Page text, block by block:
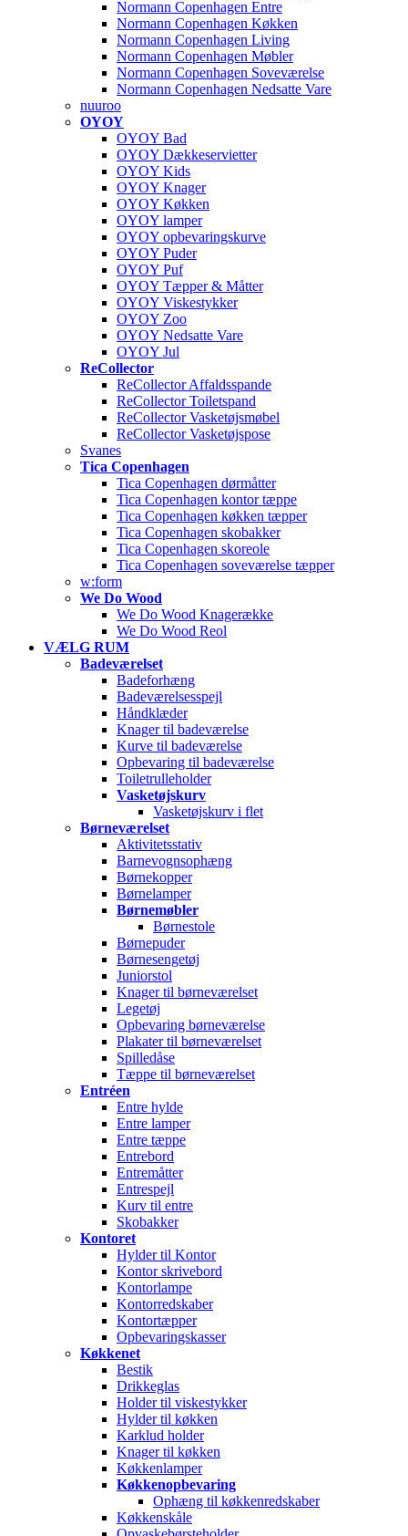
Normann Copenhagen Entre
Normann Copenhagen Køkken
Normann Copenhagen Living
Normann Copenhagen Møbler
Normann Copenhagen Soveværelse
Normann Copenhagen Nedsatte Vare
nuuroo
OYOY
OYOY Bad
OYOY Dækkeservietter
OYOY Kids
OYOY Knager
OYOY Køkken
OYOY lamper
OYOY opbevaringskurve
OYOY Puder
OYOY Puf
OYOY Tæpper & Måtter
OYOY Viskestykker
OYOY Zoo
OYOY Nedsatte Vare
OYOY Jul
ReCollector
ReCollector Affaldsspande
ReCollector Toiletspand
ReCollector Vasketøjsmøbel
ReCollector Vasketøjspose
Svanes
Tica Copenhagen
Tica Copenhagen dørmåtter
Tica Copenhagen kontor tæppe
Tica Copenhagen køkken tæpper
Tica Copenhagen skobakker
Tica Copenhagen skoreole
Tica Copenhagen soveværelse tæpper
w:form
We Do Wood
We Do Wood Knagerække
We Do Wood Reol
VÆLG RUM
Badeværelset
Badeforhæng
Badeværelsesspejl
Håndklæder
Knager til badeværelse
Kurve til badeværelse
Opbevaring til badeværelse
Toiletrulleholder
Vasketøjskurv
Vasketøjskurv i flet
Børneværelset
Aktivitetsstativ
Barnevognsophæng
Børnekopper
Børnelamper
Børnemøbler
Børnestole
Børnepuder
Børnesengetøj
Juniorstol
Knager til børneværelset
Legetøj
Opbevaring børneværelse
Plakater til børneværelset
Spilledåse
Tæppe til børneværelset
Entréen
Entre hylde
Entre lamper
Entre tæppe
Entrebord
Entremåtter
Entrespejl
Kurv til entre
Skobakker
Kontoret
Hylder til Kontor
Kontor skrivebord
Kontorlampe
Kontorredskaber
Kontortæpper
Opbevaringskasser
Køkkenet
Bestik
Drikkeglas
Holder til viskestykker
Hylder til køkken
Karklud holder
Knager til køkken
Køkkenlamper
Køkkenopbevaring
Ophæng til køkkenredskaber
Køkkenskåle